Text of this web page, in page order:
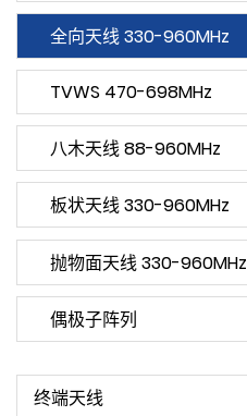
全向天线 330-960MHz
TVWS 470-698MHz
八木天线 88-960MHz
板状天线 330-960MHz
抛物面天线 330-960MHz
偶极子阵列
终端天线